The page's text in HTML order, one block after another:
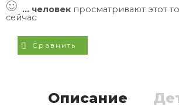
... человек просматривают этот
сейчас
Сравнить
Описание